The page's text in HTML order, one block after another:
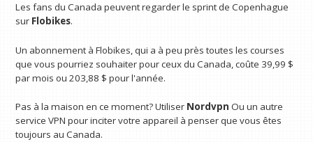
Les fans du Canada peuvent regarder le sprint de Copenhague
sur Flobikes.
Un abonnement à Flobikes, qui a à peu près toutes les courses
que vous pourriez souhaiter pour ceux du Canada, coûte 39,99 $
par mois ou 203,88 $ pour l'année.
Pas à la maison en ce moment? Utiliser Nordvpn Ou un autre
service VPN pour inciter votre appareil à penser que vous êtes
toujours au Canada.